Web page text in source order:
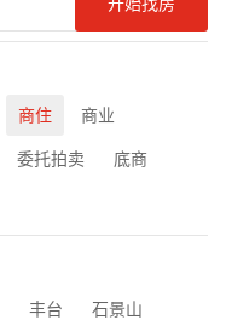
商住 商业
委托拍卖 底商
丰台 石景山